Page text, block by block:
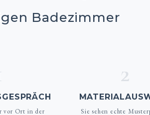
Badezimmer
vor Ort in der
2
Sie sehen echte